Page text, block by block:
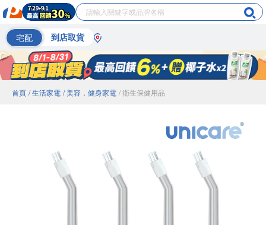
宅配 到店取貨
首頁 / 生活家電 / 美容．健身家電 / 衛生保健用品